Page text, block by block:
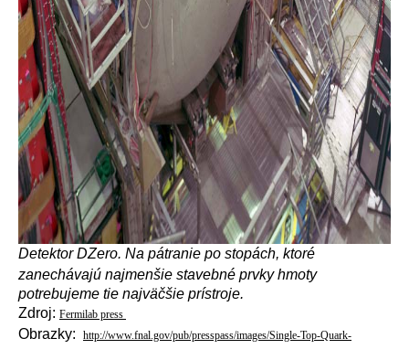
Detektor DZero. Na pátranie po stopách, ktoré
zanechávajú najmenšie stavebné prvky hmoty
potrebujeme tie najväčšie prístroje.
Zdroj: Fermilab press
Obrazky:
http://www.fnal.gov/pub/presspass/images/Single-Top-Quark-